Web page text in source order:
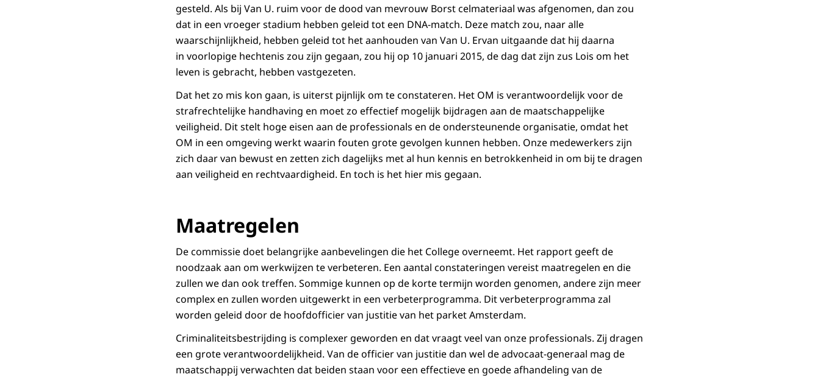
gesteld. Als bij Van U. ruim voor de dood van mevrouw Borst celmateriaal was afgenomen, dan zou
dat in een vroeger stadium hebben geleid tot een DNA-match. Deze match zou, naar alle
waarschijnlijkheid, hebben geleid tot het aanhouden van Van U. Ervan uitgaande dat hij daarna
in voorlopige hechtenis zou zijn gegaan, zou hij op 10 januari 2015, de dag dat zijn zus Lois om het
leven is gebracht, hebben vastgezeten.
Dat het zo mis kon gaan, is uiterst pijnlijk om te constateren. Het OM is verantwoordelijk voor de
strafrechtelijke handhaving en moet zo effectief mogelijk bijdragen aan de maatschappelijke
veiligheid. Dit stelt hoge eisen aan de professionals en de ondersteunende organisatie, omdat het
OM in een omgeving werkt waarin fouten grote gevolgen kunnen hebben. Onze medewerkers zijn
zich daar van bewust en zetten zich dagelijks met al hun kennis en betrokkenheid in om bij te dragen
aan veiligheid en rechtvaardigheid. En toch is het hier mis gegaan.
Maatregelen
De commissie doet belangrijke aanbevelingen die het College overneemt. Het rapport geeft de
noodzaak aan om werkwijzen te verbeteren. Een aantal constateringen vereist maatregelen en die
zullen we dan ook treffen. Sommige kunnen op de korte termijn worden genomen, andere zijn meer
complex en zullen worden uitgewerkt in een verbeterprogramma. Dit verbeterprogramma zal
worden geleid door de hoofdofficier van justitie van het parket Amsterdam.
Criminaliteitsbestrijding is complexer geworden en dat vraagt veel van onze professionals. Zij dragen
een grote verantwoordelijkheid. Van de officier van justitie dan wel de advocaat-generaal mag de
maatschappij verwachten dat beiden staan voor een effectieve en goede afhandeling van de